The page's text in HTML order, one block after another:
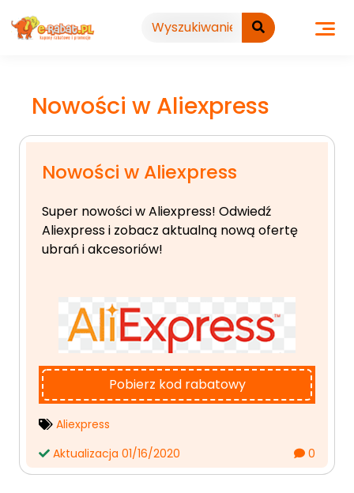
do
treści
Nowości w Aliexpress
Nowości w Aliexpress
Super nowości w Aliexpress! Odwiedź
Aliexpress i zobacz aktualną nową ofertę
ubrań i akcesoriów!
Pobierz kod rabatowy
Aliexpress
Aktualizacja 01/16/2020
0